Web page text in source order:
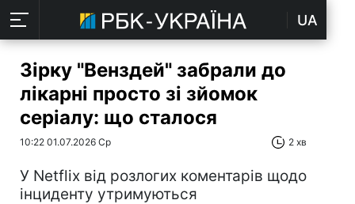
UA
Зірку "Венздей" забрали до
лікарні просто зі зйомок
серіалу: що сталося
10:22 01.07.2026 Ср 2 хв
У Netflix від розлогих коментарів щодо
інциденту утримуються